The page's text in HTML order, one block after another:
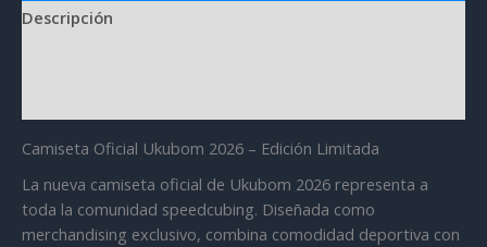
Descripción
Camiseta Oficial Ukubom 2026 – Edición Limitada
La nueva camiseta oficial de Ukubom 2026 representa a
toda la comunidad speedcubing. Diseñada como
merchandising exclusivo, combina comodidad deportiva con